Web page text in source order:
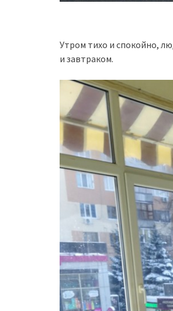
Утром тихо и спокойно,
и завтраком.